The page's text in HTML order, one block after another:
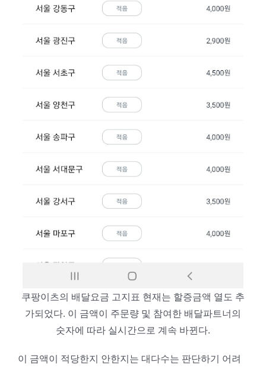
쿠팡이츠의 배달요금 고지표 현재는 할증금액 열도 추
가되었다. 이 금액이 주문량 및 참여한 배달파트너의
숫자에 따라 실시간으로 계속 바뀐다.
이 금액이 적당한지 안한지는 대다수는 판단하기 어려